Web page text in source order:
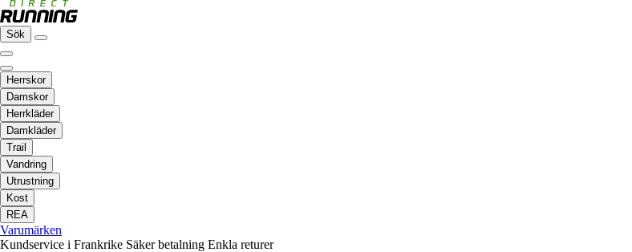
Sök
Herrskor
Damskor
Herrkläder
Damkläder
Trail
Vandring
Utrustning
Kost
REA
Varumärken
Kundservice i Frankrike Säker betalning Enkla returer